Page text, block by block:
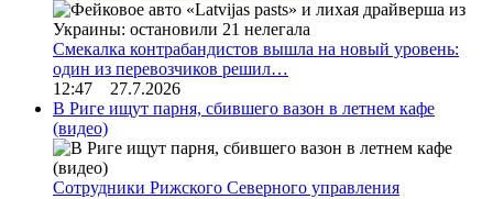
Смекалка контрабандистов вышла на новый уровень:
один из перевозчиков решил…
12:47 27.7.2026
В Риге ищут парня, сбившего вазон в летнем кафе
(видео)
Сотрудники Рижского Северного управления